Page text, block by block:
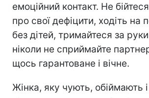
емоційний контакт. Не
про свої дефіцити, ходіть на
без дітей, тримайтеся за
ніколи не сприймайте
щось гарантоване і вічне.
Жінка, яку чують, обіймають